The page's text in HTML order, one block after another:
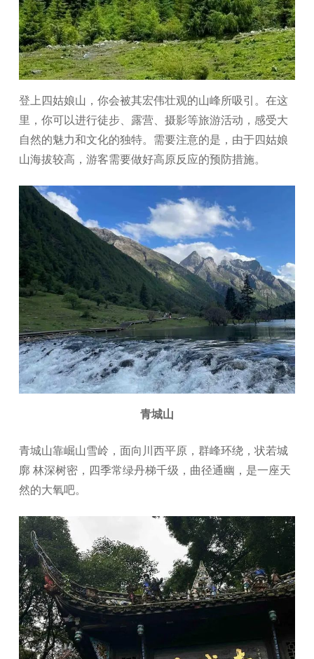
登上四姑娘山，你会被其宏伟壮观的山峰所吸引。在这
里，你可以进行徒步、露营、摄影等旅游活动，感受大
自然的魅力和文化的独特。需要注意的是，由于四姑娘
山海拔较高，游客需要做好高原反应的预防措施。
青城山
青城山靠崛山雪岭，面向川西平原，群峰环绕，状若城
廓 林深树密，四季常绿丹梯千级，曲径通幽，是一座天
然的大氧吧。